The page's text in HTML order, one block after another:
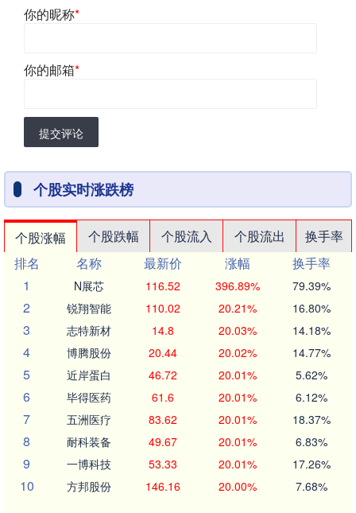
你的昵称*
你的邮箱*
提交评论
个股实时涨跌榜
个股涨幅 个股跌幅 个股流入 个股流出
换手率
排名
名称 最新价 涨幅
换手率
1
N展芯 116.52 396.89% 79.39%
2 锐翔智能 110.02 20.21% 16.80%
3 志特新材 14.8 20.03% 14.18%
4 博腾股份 20.44 20.02% 14.77%
5 近岸蛋白 46.72 20.01% 5.62%
6 毕得医药 61.6 20.01% 6.12%
7 五洲医疗 83.62 20.01% 18.37%
8 耐科装备 49.67 20.01% 6.83%
9 一博科技 53.33 20.01% 17.26%
10 方邦股份 146.16 20.00% 7.68%